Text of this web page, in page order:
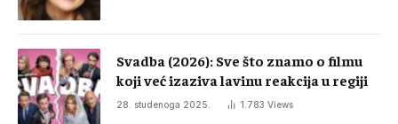
Svadba (2026): Sve što znamo o filmu
koji već izaziva lavinu reakcija u regiji
28. studenoga 2025. 1.783 Views